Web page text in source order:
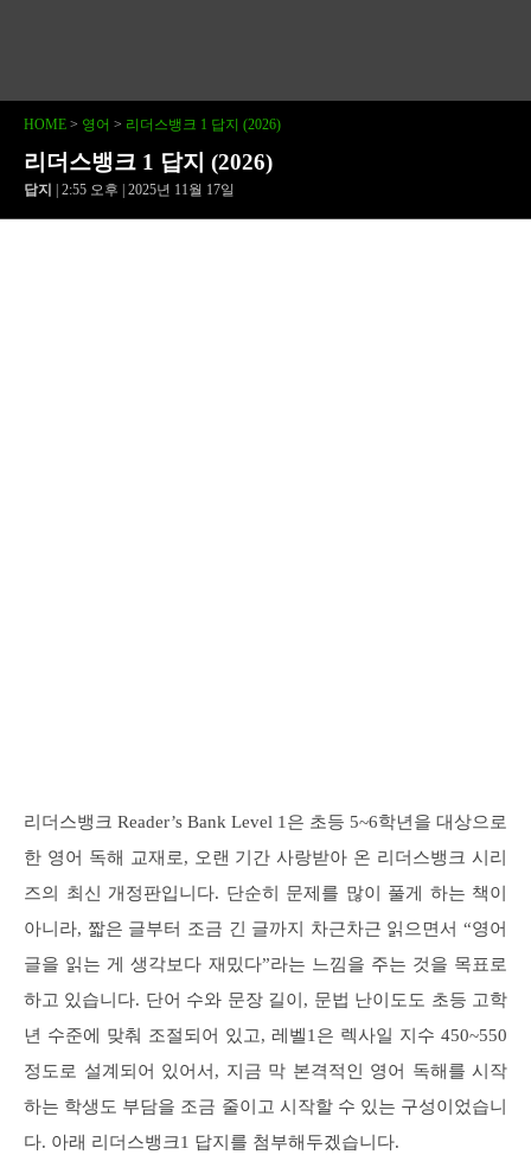
HOME > 영어 > 리더스뱅크 1 답지 (2026)
리더스뱅크 1 답지 (2026)
답지 | 2:55 오후 | 2025년 11월 17일
리더스뱅크 Reader’s Bank Level 1은 초등 5~6학년을 대상으로
한 영어 독해 교재로, 오랜 기간 사랑받아 온 리더스뱅크 시리
즈의 최신 개정판입니다. 단순히 문제를 많이 풀게 하는 책이
아니라, 짧은 글부터 조금 긴 글까지 차근차근 읽으면서 “영어
글을 읽는 게 생각보다 재밌다”라는 느낌을 주는 것을 목표로
하고 있습니다. 단어 수와 문장 길이, 문법 난이도도 초등 고학
년 수준에 맞춰 조절되어 있고, 레벨1은 렉사일 지수 450~550
정도로 설계되어 있어서, 지금 막 본격적인 영어 독해를 시작
하는 학생도 부담을 조금 줄이고 시작할 수 있는 구성이었습니
다. 아래 리더스뱅크1 답지를 첨부해두겠습니다.